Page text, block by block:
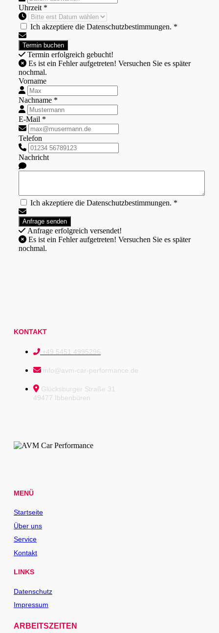
Uhrzeit *
Ich akzeptiere die Datenschutzbestimmungen. *
Termin erfolgreich gebucht!
nochmal.
Vorname
Nachname *
E-Mail *
Telefon
Nachricht
Ich akzeptiere die Datenschutzbestimmungen. *
Anfrage erfolgreich versendet!
nochmal.
KONTAKT
+49 5451 4995296
info@avm-car-performance.de
Glücksburger Straße 31
49477 Ibbenbüren
MENÜ
Startseite
Über uns
Service
Kontakt
LINKS
Datenschutz
Impressum
ARBEITSZEITEN